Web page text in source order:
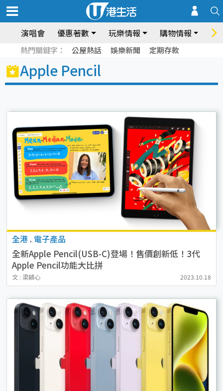
演唱會 優惠著數 玩樂情報 購物情報 飲
熱門關鍵字： 公屋熱話 娛樂新聞 定期存款
Apple Pencil
全港 . 電子產品
全新Apple Pencil(USB-C)登場！售價創新低！3代
Apple Pencil功能大比拼
文 : 梁穎心 2023.10.18